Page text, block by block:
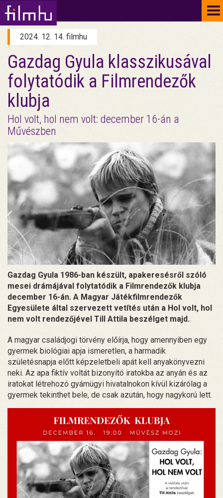
2024. 12. 14. filmhu
Gazdag Gyula klasszikusával
folytatódik a Filmrendezők
klubja
Hol volt, hol nem volt: december 16-án a
Művészben
Gazdag Gyula 1986-ban készült, apakeresésről szóló
mesei drámájával folytatódik a Filmrendezők klubja
december 16-án. A Magyar Játékfilmrendezők
Egyesülete által szervezett vetítés után a Hol volt, hol
nem volt rendezőjével Till Attila beszélget majd.
A magyar családjogi törvény előírja, hogy amennyiben egy
gyermek biológiai apja ismeretlen, a harmadik
születésnapja előtt képzeletbeli apát kell anyakönyvezni
neki. Az apa fiktív voltát bizonyító iratokba az anyán és az
iratokat létrehozó gyámügyi hivatalnokon kívül kizárólag a
gyermek tekinthet bele, de csak azután, hogy nagykorú lett.